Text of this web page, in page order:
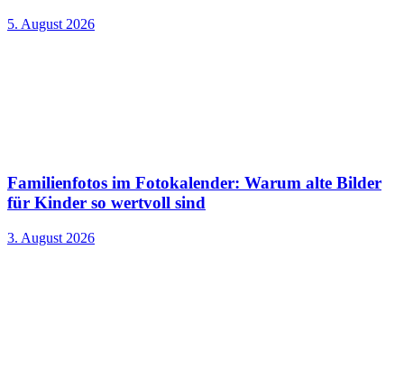
5. August 2026
Familienfotos im Fotokalender: Warum alte Bilder
für Kinder so wertvoll sind
3. August 2026